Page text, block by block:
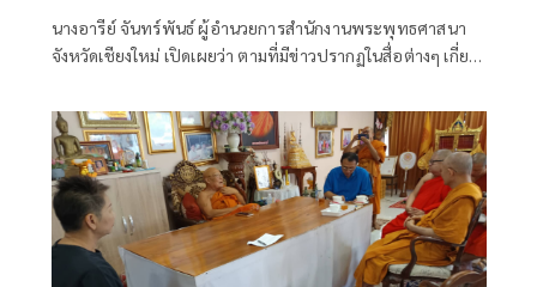
นางอารีย์ จันทร์พันธ์ ผู้อำนวยการสำนักงานพระพุทธศาสนา
จังหวัดเชียงใหม่ เปิดเผยว่า ตามที่มีข่าวปรากฏในสื่อต่างๆ เกี่ยว
ตำแหน่งสำคัญทางสงฆ์